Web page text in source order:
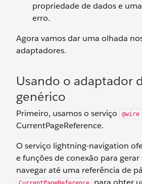
propriedade de dados e
erro.
Agora vamos dar uma olhada
adaptadores.
Usando o adaptador
genérico
Primeiro, usamos o serviço @wire
CurrentPageReference.
O serviço lightning-navigation
e funções de conexão para gerar
navegar até uma referência de